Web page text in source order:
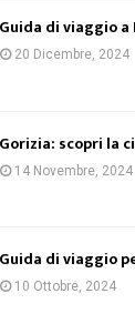
Guida di viaggio a
20 Dicembre, 2024
Gorizia: scopri la
14 Novembre, 2024
Guida di viaggio
10 Ottobre, 2024